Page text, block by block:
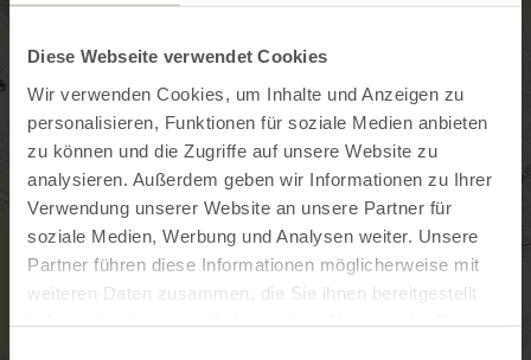
Diese Webseite verwendet Cookies
Wir verwenden Cookies, um Inhalte und Anzeigen zu
personalisieren, Funktionen für soziale Medien anbieten
zu können und die Zugriffe auf unsere Website zu
analysieren. Außerdem geben wir Informationen zu Ihrer
Verwendung unserer Website an unsere Partner für
soziale Medien, Werbung und Analysen weiter. Unsere
Partner führen diese Informationen möglicherweise mit
weiteren Daten zusammen, die Sie ihnen bereitgestellt